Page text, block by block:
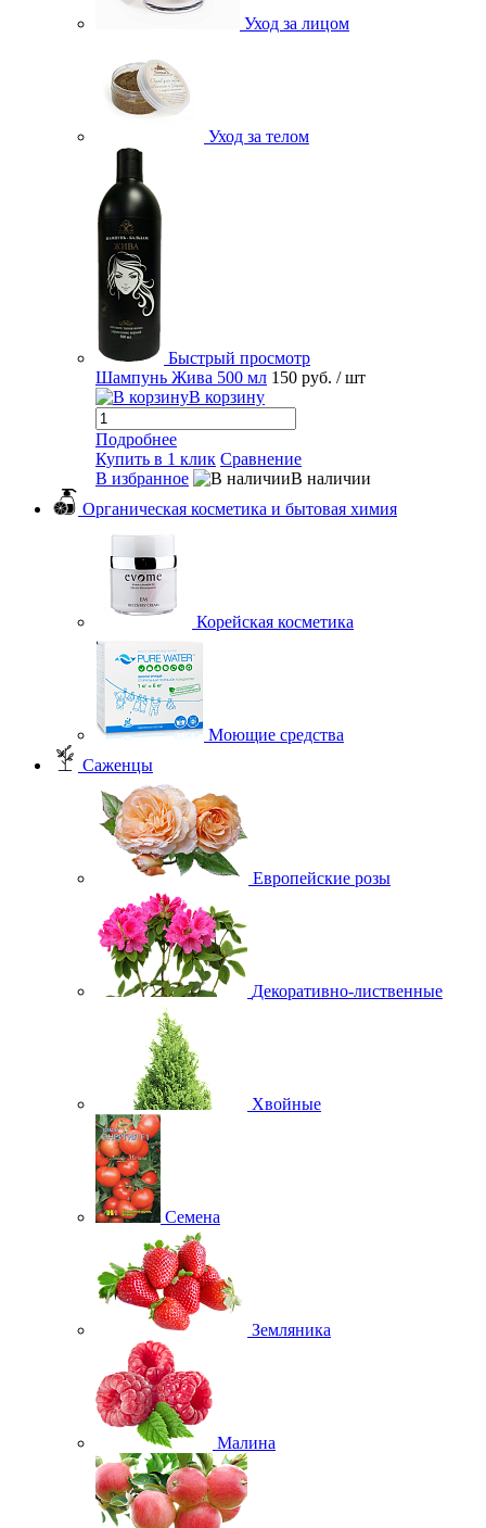
Уход за лицом
Уход за телом
Быстрый просмотр
Шампунь Жива 500 мл 150 руб. / шт
В корзину
Подробнее
Купить в 1 клик Сравнение
В избранное
В наличии
Органическая косметика и бытовая химия
Корейская косметика
Моющие средства
Саженцы
Европейские розы
Декоративно-лиственные
Хвойные
Семена
Земляника
Малина